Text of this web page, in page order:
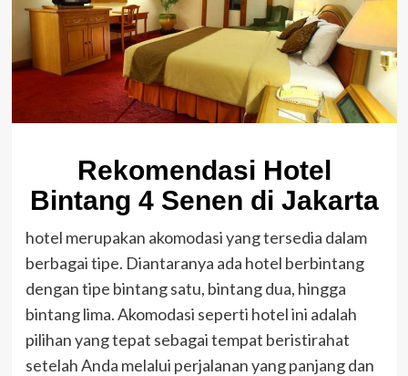
Rekomendasi Hotel
Bintang 4 Senen di Jakarta
hotel merupakan akomodasi yang tersedia dalam
berbagai tipe. Diantaranya ada hotel berbintang
dengan tipe bintang satu, bintang dua, hingga
bintang lima. Akomodasi seperti hotel ini adalah
pilihan yang tepat sebagai tempat beristirahat
setelah Anda melalui perjalanan yang panjang dan